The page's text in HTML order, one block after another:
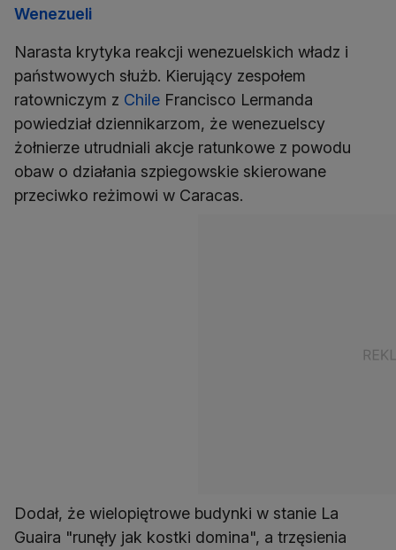
Wenezueli
Narasta krytyka reakcji wenezuelskich władz i
państwowych służb. Kierujący zespołem
ratowniczym z Chile Francisco Lermanda
powiedział dziennikarzom, że wenezuelscy
żołnierze utrudniali akcje ratunkowe z powodu
obaw o działania szpiegowskie skierowane
przeciwko reżimowi w Caracas.
Dodał, że wielopiętrowe budynki w stanie La
Guaira "runęły jak kostki domina", a trzęsienia